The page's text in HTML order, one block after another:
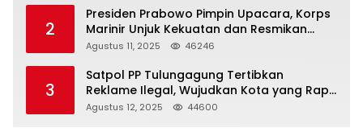
2
Presiden Prabowo Pimpin Upacara, Korps
Marinir Unjuk Kekuatan dan Resmikan
Struktur Baru
Agustus 11, 2025 46246
3
Satpol PP Tulungagung Tertibkan
Reklame Ilegal, Wujudkan Kota yang Rapi
dan Indah
Agustus 12, 2025 44600